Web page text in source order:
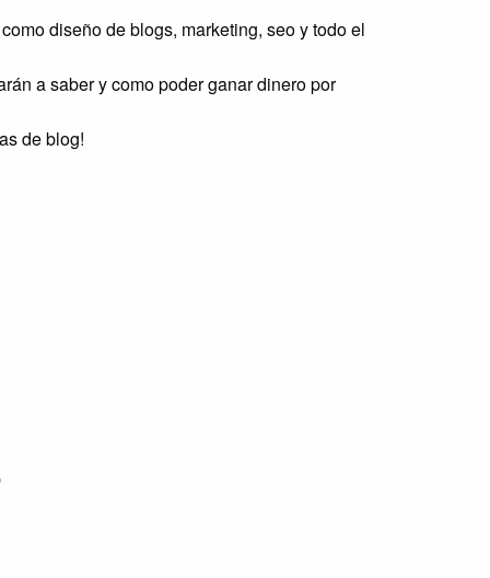
diseño de blogs, marketing, seo y todo el
a saber y como poder ganar dinero por
de blog!